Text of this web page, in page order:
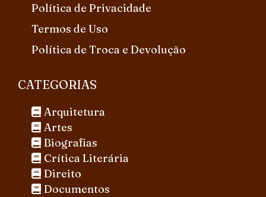
Política de Privacidade
Termos de Uso
Política de Troca e Devolução
CATEGORIAS
Arquitetura
Artes
Biografias
Crítica Literária
Direito
Documentos